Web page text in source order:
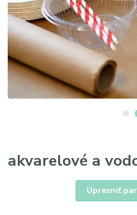
akvarelové a
Upresniť